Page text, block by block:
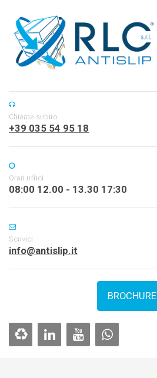
Chiama subito
+39 035 54 95 18
Orari uffici
08:00 12.00 - 13.30 17:30
Scrivici
info@antislip.it
BROCHURE